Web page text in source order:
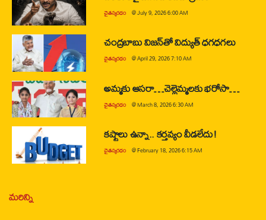
చైతన్యరధం @July 9, 2026 6:00 AM
చంద్రబాబు విజన్‌తో విద్యుత్ ధగధగలు
చైతన్యరధం @April 29, 2026 7:10 AM
అమ్మకు ఆసరా…చెల్లెమ్మలకు భరోసా…
చైతన్యరధం @March 8, 2026 6:30 AM
కష్టాలు ఉన్నా.. కర్తవ్యం వీడలేదు!
చైతన్యరధం @February 18, 2026 6:15 AM
మరిన్ని